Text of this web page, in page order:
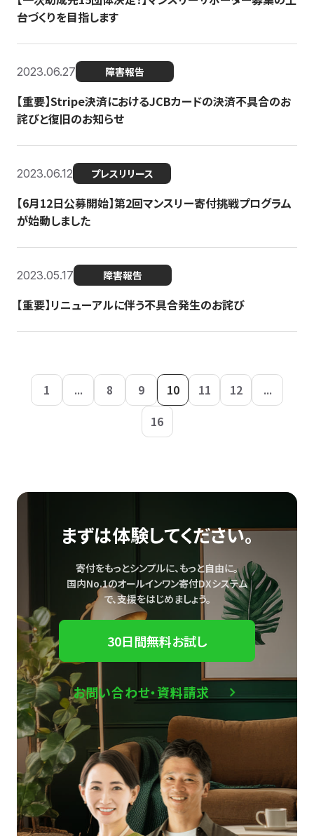
台づくりを目指します
2023.06.27 障害報告
【重要】Stripe決済におけるJCBカードの決済不具合のお
詫びと復旧のお知らせ
2023.06.12 プレスリリース
【6月12日公募開始】第2回マンスリー寄付挑戦プログラム
が始動しました
2023.05.17 障害報告
【重要】リニューアルに伴う不具合発生のお詫び
1 ... 8 9 10 11 12
...
16
まずは体験してください。
寄付をもっとシンプルに、もっと自由に。
国内No.1のオールインワン寄付DXシステム
で、支援をはじめましょう。
30日間無料お試し
お問い合わせ・資料請求